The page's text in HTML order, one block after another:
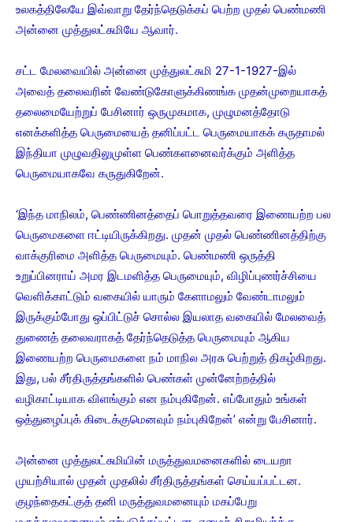
உலகத்திலேயே இவ்வாறு தேர்ந்தெடுக்கப் பெற்ற முதல் பெண்மணி
அன்னை முத்துலட்சுமியே ஆவார்.
சட்ட மேலவையில் அன்னை முத்துலட்சுமி 27-1-1927-இல்
அவைத் தலைவரின் வேண்டுகோளுக்கிணங்க முதன்முறையாகத்
தலைமையேற்றுப் பேசினார் ஒருமுகமாக, முழுமனத்தோடு
எனக்களித்த பெருமையைத் தனிப்பட்ட பெருமையாகக் கருதாமல்
இந்தியா முழுவதிலுமுள்ள பெண்களனைவர்க்கும் அளித்த
பெருமையாகவே கருதுகிறேன்.
‘இந்த மாநிலம், பெண்ணினத்தைப் பொறுத்தவரை இணையற்ற பல
பெருமைகளை ஈட்டியிருக்கிறது. முதன் முதல் பெண்ணினத்திற்கு
வாக்குரிமை அளித்த பெருமையும். பெண்மணி ஒருத்தி
உறுப்பினராய் அமர இடமளித்த பெருமையும், விழிப்புணர்ச்சியை
வெளிக்காட்டும் வகையில் யாரும் கேளாமலும் வேண்டாமலும்
இருக்கும்போது ஒப்பிட்டுச் சொல்ல இயலாத வகையில் மேலவைத்
துணைத் தலைவராகத் தேர்ந்தெடுத்த பெருமையும் ஆகிய
இணையற்ற பெருமைகளை நம் மாநில அரசு பெற்றுத் திகழ்கிறது.
இது, பல் சீர்திருத்தங்களில் பெண்கள் முன்னேற்றத்தில்
வழிகாட்டியாக விளங்கும் என நம்புகிறேன். எப்போதும் உங்கள்
ஒத்துழைப்புக் கிடைக்குமெனவும் நம்புகிறேன்’ என்று பேசினார்.
அன்னை முத்துலட்சுமியின் மருத்துவமனைகளில் டையறா
முயற்சியால் முதன் முதலில் சீர்திருத்தங்கள் செய்யப்பட்டன.
குழந்தைகட்குத் தனி மருத்துவமனையும் மகப்பேறு